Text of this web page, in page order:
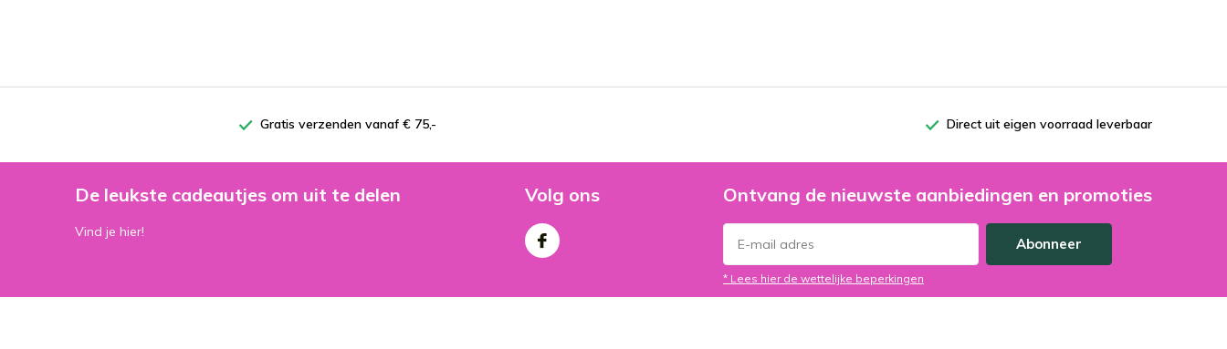
Gratis verzenden vanaf € 75,- Direct uit eigen voorraad leverbaar
De leukste cadeautjes om uit te delen
Vind je hier!
Volg ons Ontvang de nieuwste aanbiedingen en promoties
Abonneer
* Lees hier de wettelijke beperkingen